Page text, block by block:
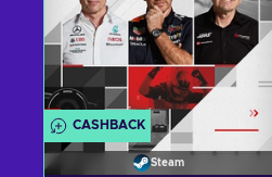
CASHBACK
Steam